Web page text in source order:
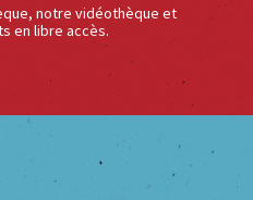
notre vidéothèque et
en libre accès.